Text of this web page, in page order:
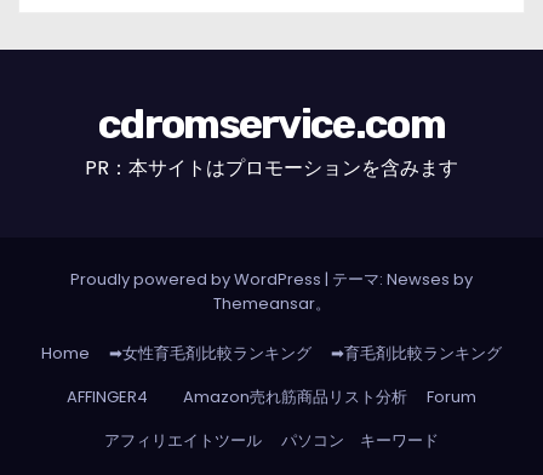
cdromservice.com
PR：本サイトはプロモーションを含みます
Proudly powered by WordPress | テーマ: Newses by
Themeansar。
Home ➡女性育毛剤比較ランキング
➡育毛剤比較ランキング
AFFINGER4
Amazon売れ筋商品リスト分析
Forum
アフィリエイトツール
パソコン キーワード